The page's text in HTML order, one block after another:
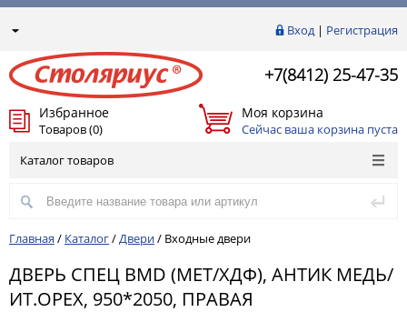
Вход| Регистрация
+7(8412) 25-47-35
Избранное
Товаров (0)
Моя корзина
Сейчас ваша корзина пуста
Каталог товаров
Главная / Каталог/Двери/ Входные двери
ДВЕРЬ СПЕЦ BMD (МЕТ/ХДФ), АНТИК МЕДЬ/
ИТ.ОРЕХ, 950*2050, ПРАВАЯ